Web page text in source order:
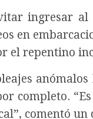
ingresar
en
el repentino
completo.
comentó